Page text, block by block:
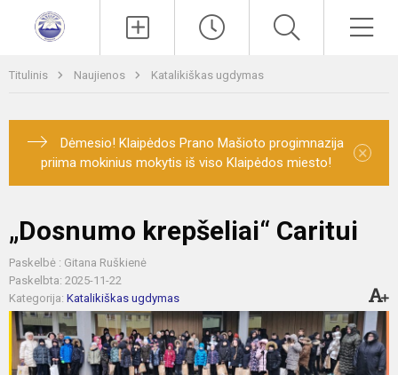
Titulinis Naujienos Katalikiškas ugdymas
Dėmesio! Klaipėdos Prano Mašioto progimnazija
priima mokinius mokytis iš viso Klaipėdos miesto!
×
„Dosnumo krepšeliai“ Caritui
Paskelbė : Gitana Ruškienė
Paskelbta: 2025-11-22
Kategorija: Katalikiškas ugdymas